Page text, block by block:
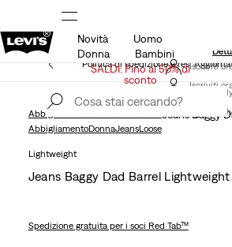
Unidays: Gli studenti
Iscriviti
Novità
Uomo
Donna
Bambini
SALDI: Fino al 50% di
sconto
Politica di spedizione e resi
Iscriviti
Abbigliamento Jeans Baggy
AbbigliamentoDonnaJeansLoose
Lightweight
Jeans Baggy Dad Barrel Lightweight
Spedizione gratuitaper i soci Red Tab™